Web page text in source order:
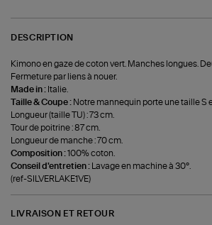
DESCRIPTION
Kimono en gaze de coton vert. Manches longues.
Fermeture par liens à nouer.
Made in : Italie.
Taille & Coupe : Notre mannequin porte une taille S
Longueur (taille TU) : 73 cm.
Tour de poitrine : 87 cm.
Longueur de manche : 70 cm.
Composition :100% coton.
Conseil d'entretien :
Lavage en machine à 30°.
(ref-SILVERLAKE1VE)
LIVRAISON ET RETOUR